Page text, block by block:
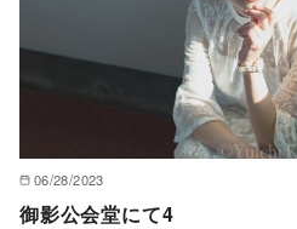
06/28/2023
御影公会堂にて4